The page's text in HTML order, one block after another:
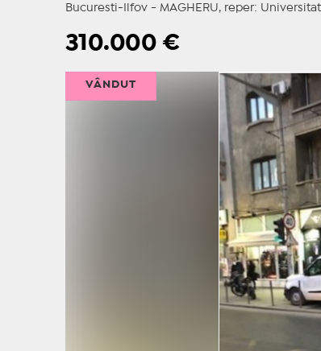
Bucuresti-Ilfov - MAGHERU, reper:
310.000 €
VÂNDUT